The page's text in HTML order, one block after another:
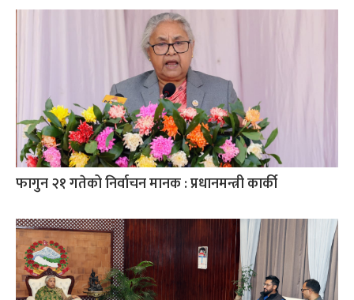
फागुन २१ गतेको निर्वाचन मानक : प्रधानमन्त्री कार्की